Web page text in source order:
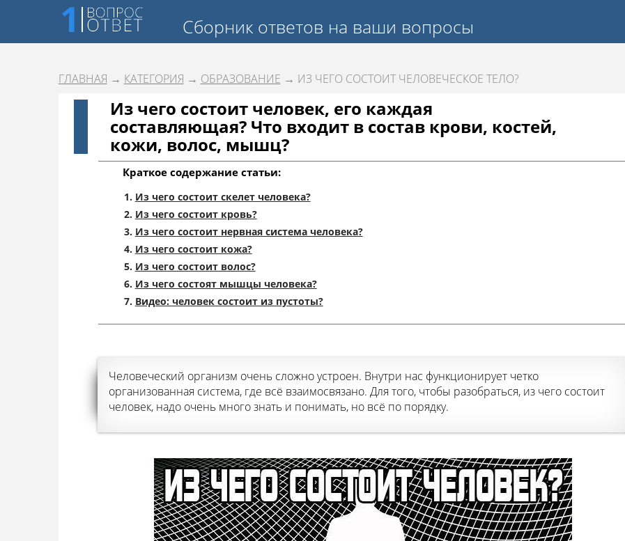
Сборник ответов на ваши вопросы
ГЛАВНАЯ → КАТЕГОРИЯ → ОБРАЗОВАНИЕ → ИЗ ЧЕГО СОСТОИТ ЧЕЛОВЕЧЕСКОЕ ТЕЛО?
Из чего состоит человек, его каждая
составляющая? Что входит в состав крови, костей,
кожи, волос, мышц?
Краткое содержание статьи:
Из чего состоит скелет человека?
Из чего состоит кровь?
Из чего состоит нервная система человека?
Из чего состоит кожа?
Из чего состоит волос?
Из чего состоят мышцы человека?
Видео: человек состоит из пустоты?
Человеческий организм очень сложно устроен. Внутри нас функционирует четко
организованная система, где всё взаимосвязано. Для того, чтобы разобраться, из чего состоит
человек, надо очень много знать и понимать, но всё по порядку.